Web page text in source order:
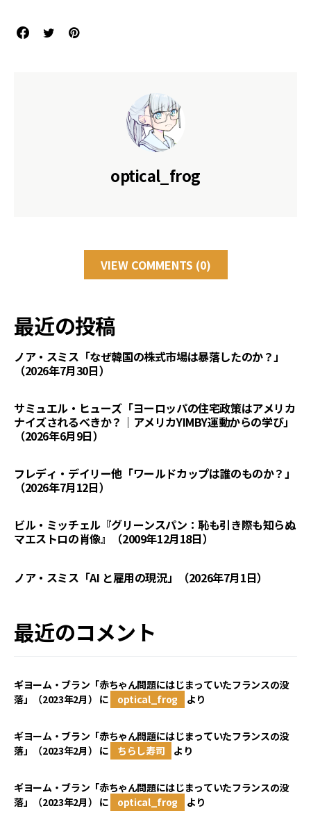
optical_frog
VIEW COMMENTS (0)
最近の投稿
ノア・スミス「なぜ韓国の株式市場は暴落したのか？」
（2026年7月30日）
サミュエル・ヒューズ「ヨーロッパの住宅政策はアメリカ
ナイズされるべきか？｜アメリカYIMBY運動からの学び」
（2026年6月9日）
フレディ・デイリー他「ワールドカップは誰のものか？」
（2026年7月12日）
ビル・ミッチェル『グリーンスパン：恥も引き際も知らぬ
マエストロの肖像』（2009年12月18日）
ノア・スミス「AI と雇用の現況」（2026年7月1日）
最近のコメント
ギヨーム・ブラン「赤ちゃん問題にはじまっていたフランスの没
落」（2023年2月） に optical_frog より
ギヨーム・ブラン「赤ちゃん問題にはじまっていたフランスの没
落」（2023年2月） に ちらし寿司 より
ギヨーム・ブラン「赤ちゃん問題にはじまっていたフランスの没
落」（2023年2月） に optical_frog より